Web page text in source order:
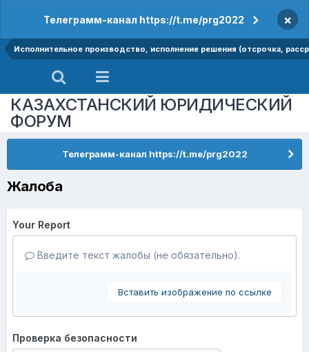
Телеграмм-канал https://t.me/prg2022 ×
Исполнительное производство, исполнение решения (отсрочка,
КАЗАХСТАНСКИЙ ЮРИДИЧЕСКИЙ
ФОРУМ
Телеграмм-канал https://t.me/prg2022
Жалоба
Your Report
Введите текст жалобы (не обязательно).
Вставить изображение по ссылке
Проверка безопасности